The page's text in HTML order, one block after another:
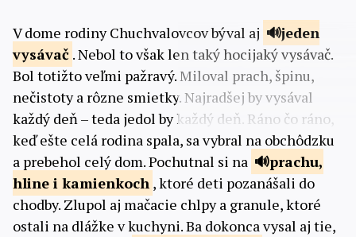
V dome rodiny Chuchvalovcov býval aj
jeden
vysávač . Nebol to však len taký hocijaký vysávač.
Bol totižto veľmi pažravý. Miloval prach, špinu,
nečistoty a rôzne smietky. Najradšej by vysával
každý deň – teda jedol by každý deň. Ráno čo ráno,
keď ešte celá rodina spala, sa vybral na obchôdzku
a prebehol celý dom. Pochutnal si na
prachu,
hline i kamienkoch , ktoré deti pozanášali do
chodby. Zlupol aj mačacie chlpy a granule, ktoré
ostali na dlážke v kuchyni. Ba dokonca vysal aj tie,